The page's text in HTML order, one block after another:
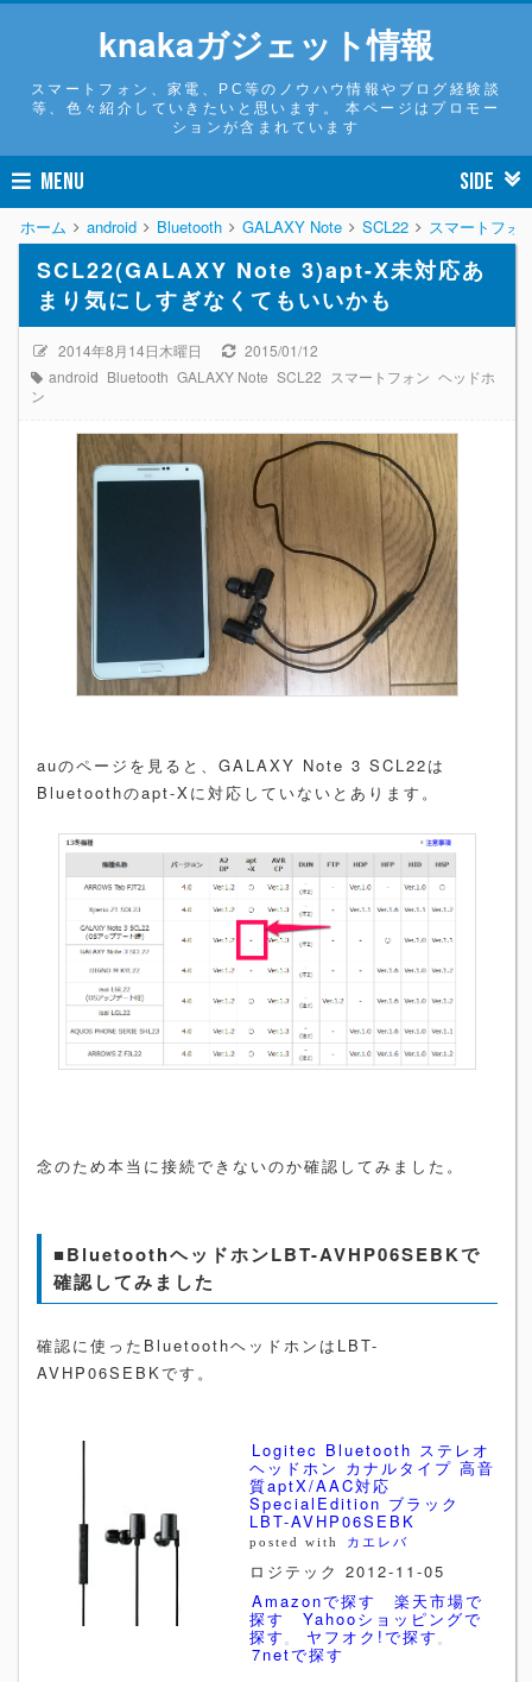
knakaガジェット情報
スマートフォン、家電、PC等のノウハウ情報やブログ経験談
等、色々紹介していきたいと思います。 本ページはプロモー
ションが含まれています
MENU SIDE
ホーム android Bluetooth GALAXY Note SCL22 スマートフォ
SCL22(GALAXY Note 3)apt-X未対応あ
まり気にしすぎなくてもいいかも
2014年8月14日木曜日
2015/01/12
android Bluetooth GALAXY Note SCL22 スマートフォン ヘッドホ
ン
auのページを見ると、GALAXY Note 3 SCL22は
Bluetoothのapt-Xに対応していないとあります。
念のため本当に接続できないのか確認してみました。
■BluetoothヘッドホンLBT-AVHP06SEBKで
確認してみました
確認に使ったBluetoothヘッドホンはLBT-
AVHP06SEBKです。
Logitec Bluetooth ステレオ
ヘッドホン カナルタイプ 高音
質aptX/AAC対応
SpecialEdition ブラック
LBT-AVHP06SEBK
posted with カエレバ
ロジテック 2012-11-05
Amazonで探す
楽天市場で
探す Yahooショッピングで
探す ヤフオク!で探す
7netで探す